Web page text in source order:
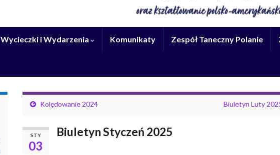
Wycieczki i Wydarzenia Komunikaty Zespół Taneczny Polanie
Kolędowanie 2024 Biuletyn Luty
STY
03
Biuletyn Styczeń 2025